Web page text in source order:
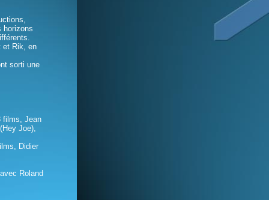
horizons
et Rik, en
sorti une
films, Jean
Joe),
Didier
Roland